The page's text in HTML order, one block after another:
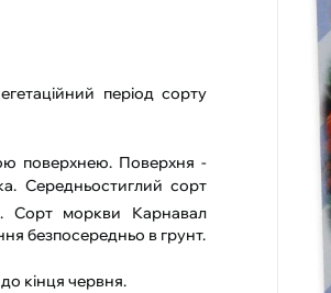
період сорту
поверхнею. Поверхня -
Середньостиглий сорт
Сорт моркви Карнавал
безпосередньо в грунт.
кінця червня.